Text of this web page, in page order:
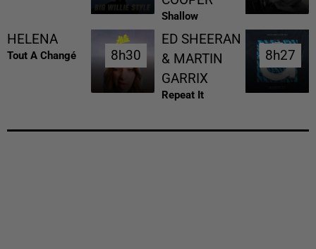
Shallow
HELENA
Tout A Changé 8h30
8h30
ED SHEERAN
& MARTIN
GARRIX
Repeat It
8h27
8h27